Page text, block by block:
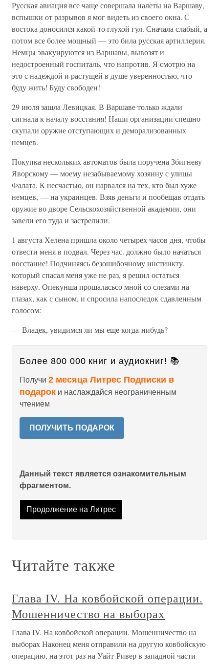
Русская авиация все чаще совершала налеты на Варшаву,
вспышки от разрывов я мог видеть из своего окна. С
востока доносился какой-то глухой гул. Сначала слабый, а
потом все более мощный — это била русская артиллерия.
Немцы эвакуируются из Варшавы, вывозят и
недостроенный госпиталь, что напротив. Я смотрю на
это с надеждой и растущей в душе уверенностью, что
буду жить! Буду свободен!
29 июля зашла Левицкая. В Варшаве только ждали
сигнала к началу восстания! Наши организации спешно
скупали оружие отступающих и деморализованных
немцев.
Покупка нескольких автоматов была поручена Збигневу
Яворскому — моему незабываемому хозяину с улицы
Фалата. К несчастью, он нарвался на тех, кто был хуже
немцев, — на украинцев. Взяв деньги и пообещав отдать
оружие во дворе Сельскохозяйственной академии, они
завели его туда и застрелили.
1 августа Хелена пришла около четырех часов дня, чтобы
отвести меня в подвал. Через час. должно было начаться
восстание! Подчиняясь безошибочному инстинкту,
который спасал меня уже нe раз, я решил остаться
наверху. Опекунша прощаласьсо мной со слезами на
глазах, как с сыном, и спросила напоследок сдавленным
голосом:
— Владек, увидимся ли мы еще когда-нибудь?
Более 800 000 книг и аудиокниг! 📚
Получи 2 месяца Литрес Подписки в
подарок и наслаждайся неограниченным
чтением
ПОЛУЧИТЬ ПОДАРОК
Данный текст является ознакомительным
фрагментом.
Продолжение на Литрес
Читайте также
Глава IV. На ковбойской операции.
Мошенничество на выборах
Глава IV. На ковбойской операции. Мошенничество на
выборах Наконец меня отправили на другую ковбойскую
операцию, на этот раз на Уайт-Ривер в западной части